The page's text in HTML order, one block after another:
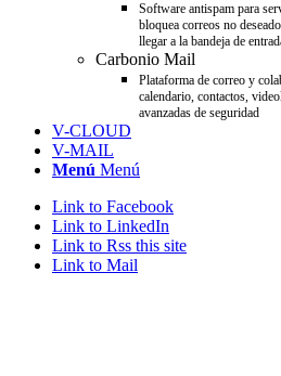
Software antispam para
bloquea correos no
llegar a la bandeja de
Carbonio Mail
Plataforma de correo y
calendario, contactos,
avanzadas de seguridad
V-CLOUD
V-MAIL
Menú Menú
Link to Facebook
Link to LinkedIn
Link to Rss this site
Link to Mail